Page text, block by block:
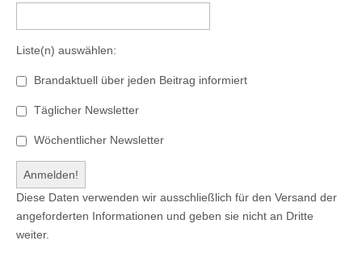
Liste(n) auswählen:
Brandaktuell über jeden Beitrag informiert
Täglicher Newsletter
Wöchentlicher Newsletter
Diese Daten verwenden wir ausschließlich für den Versand der
angeforderten Informationen und geben sie nicht an Dritte
weiter.